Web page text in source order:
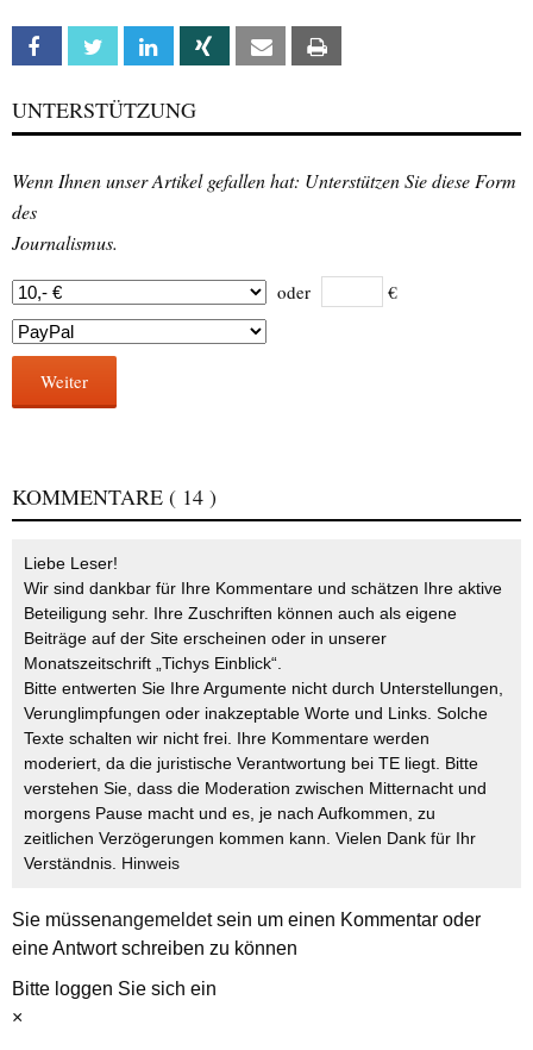
Facebook Twitter Linkedin Xing Email
UNTERSTÜTZUNG
Wenn Ihnen unser Artikel gefallen hat: Unterstützen Sie diese Form
des
Journalismus.
oder €
Weiter
KOMMENTARE ( 14 )
Liebe Leser!
Wir sind dankbar für Ihre Kommentare und schätzen Ihre aktive
Beteiligung sehr. Ihre Zuschriften können auch als eigene
Beiträge auf der Site erscheinen oder in unserer
Monatszeitschrift „Tichys Einblick“.
Bitte entwerten Sie Ihre Argumente nicht durch Unterstellungen,
Verunglimpfungen oder inakzeptable Worte und Links. Solche
Texte schalten wir nicht frei. Ihre Kommentare werden
moderiert, da die juristische Verantwortung bei TE liegt. Bitte
verstehen Sie, dass die Moderation zwischen Mitternacht und
morgens Pause macht und es, je nach Aufkommen, zu
zeitlichen Verzögerungen kommen kann. Vielen Dank für Ihr
Verständnis. Hinweis
Sie müssenangemeldetsein um einen Kommentar oder
eine Antwort schreiben zu können
Bitte loggen Sie sich ein
×